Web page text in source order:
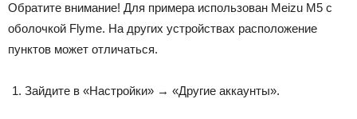
Обратите внимание! Для примера использован Meizu M5 с
оболочкой Flyme. На других устройствах расположение
пунктов может отличаться.
Зайдите в «Настройки» → «Другие аккаунты».